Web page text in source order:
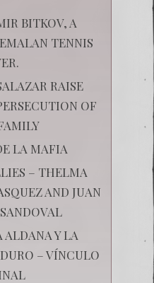
BITKOV, A
TENNIS
RAISE
OF
LA MAFIA
– THELMA
AND JUAN
Y LA
– VÍNCULO